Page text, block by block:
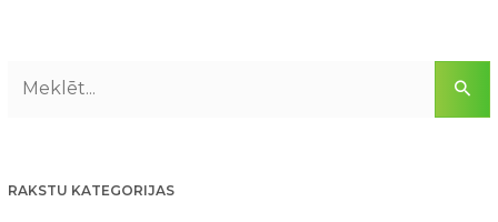
RAKSTU KATEGORIJAS